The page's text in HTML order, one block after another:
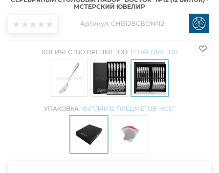
МСТЕРСКИЙ ЮВЕЛИР
Артикул: СНБ12ВСВО№12
КОЛИЧЕСТВО ПРЕДМЕТОВ: 12 ПРЕДМЕТОВ
УПАКОВКА: ФУТЛЯР 12 ПРЕДМЕТОВ "КСС"